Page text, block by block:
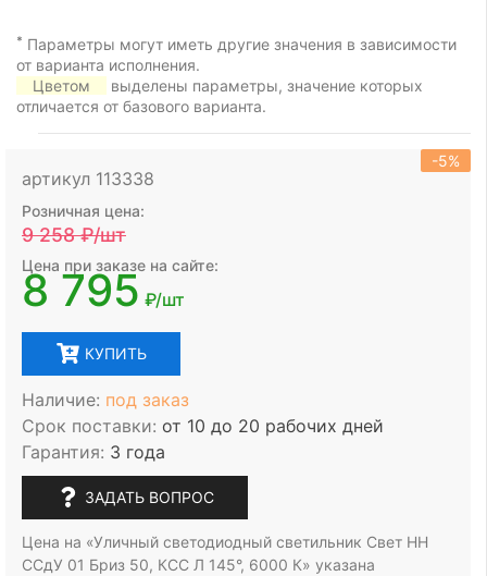
* Параметры могут иметь другие значения в зависимости
от варианта исполнения.
Цветом
выделены параметры, значение которых
отличается от базового варианта.
артикул 113338
-5%
Розничная цена:
9 258₽/шт
Цена при заказе на сайте:
8 795 ₽/шт
КУПИТЬ
Наличие: под заказ
Срок поставки: от 10 до 20 рабочих дней
Гарантия: 3 года
ЗАДАТЬ ВОПРОС
Цена на «Уличный светодиодный светильник Свет НН
ССдУ 01 Бриз 50, КСС Л 145°, 6000 К» указана